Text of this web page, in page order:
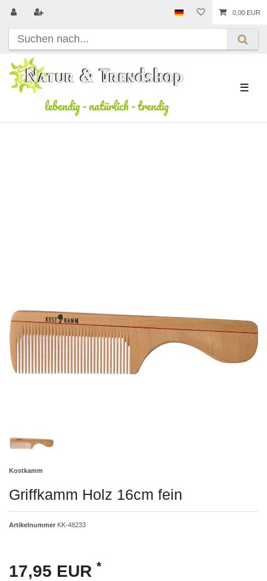
0,00 EUR
lebendig-natürlich-trendig
☰
Kostkamm
Griffkamm Holz 16cm fein
Artikelnummer KK-48233
17,95 EUR *